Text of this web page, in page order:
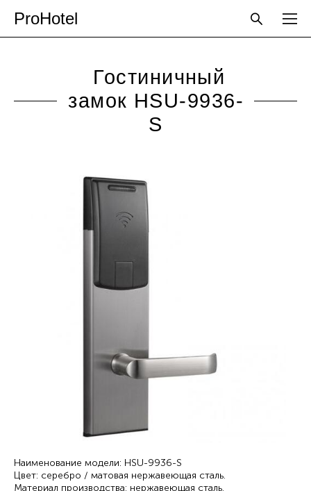
ProHotel
Гостиничный
замок HSU-9936-
S
Наименование модели: HSU-9936-S
Цвет: серебро / матовая нержавеющая сталь.
Материал производства: нержавеющая сталь.